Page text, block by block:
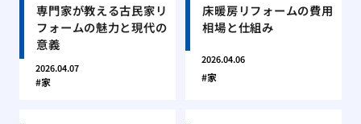
専門家が教える古民家リ
フォームの魅力と現代の
意義
2026.04.07
家
床暖房リフォームの費用
相場と仕組み
2026.04.06
家